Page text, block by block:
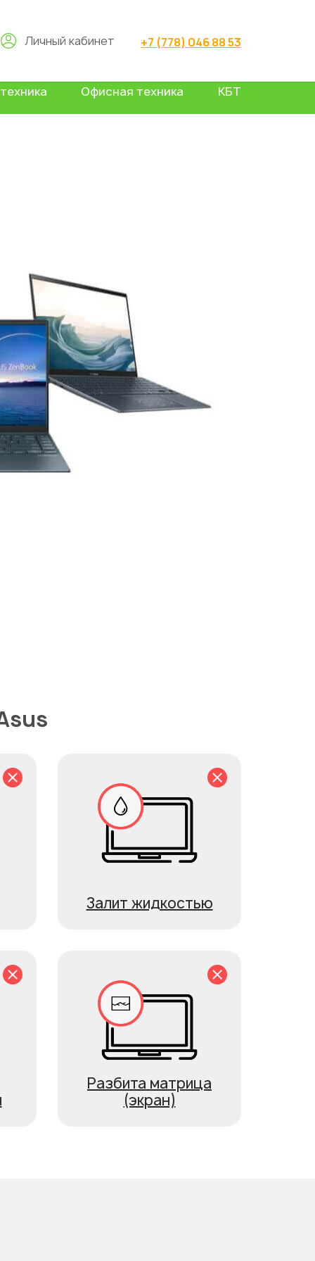
Личный кабинет +7 (778) 046 88 53
Офисная техника КБТ
Залит жидкостью
Разбита матрица
(экран)